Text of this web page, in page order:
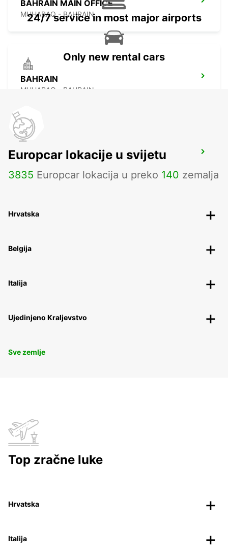
BAHRAIN MAIN OFFICE
MUHARAQ - BAHRAIN
BAHRAIN
MUHARAQ - BAHRAIN
LE MERIDIEN MEET AND GREET
24/7 service in most major airports
Only new rental cars
Europcar lokacije u svijetu
3835 Europcar lokacija u preko 140 zemalja
Hrvatska
Belgija
Italija
Ujedinjeno Kraljevstvo
Sve zemlje
Top zračne luke
Hrvatska
Italija